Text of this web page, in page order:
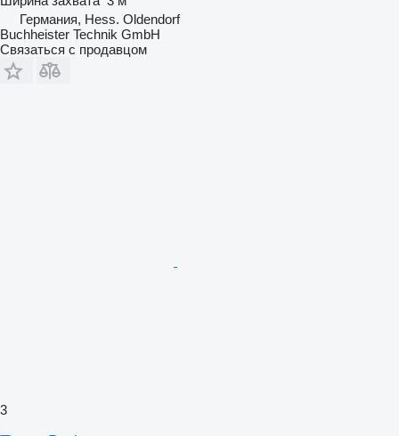
Германия, Hess. Oldendorf
Buchheister Technik GmbH
Связаться с продавцом
3